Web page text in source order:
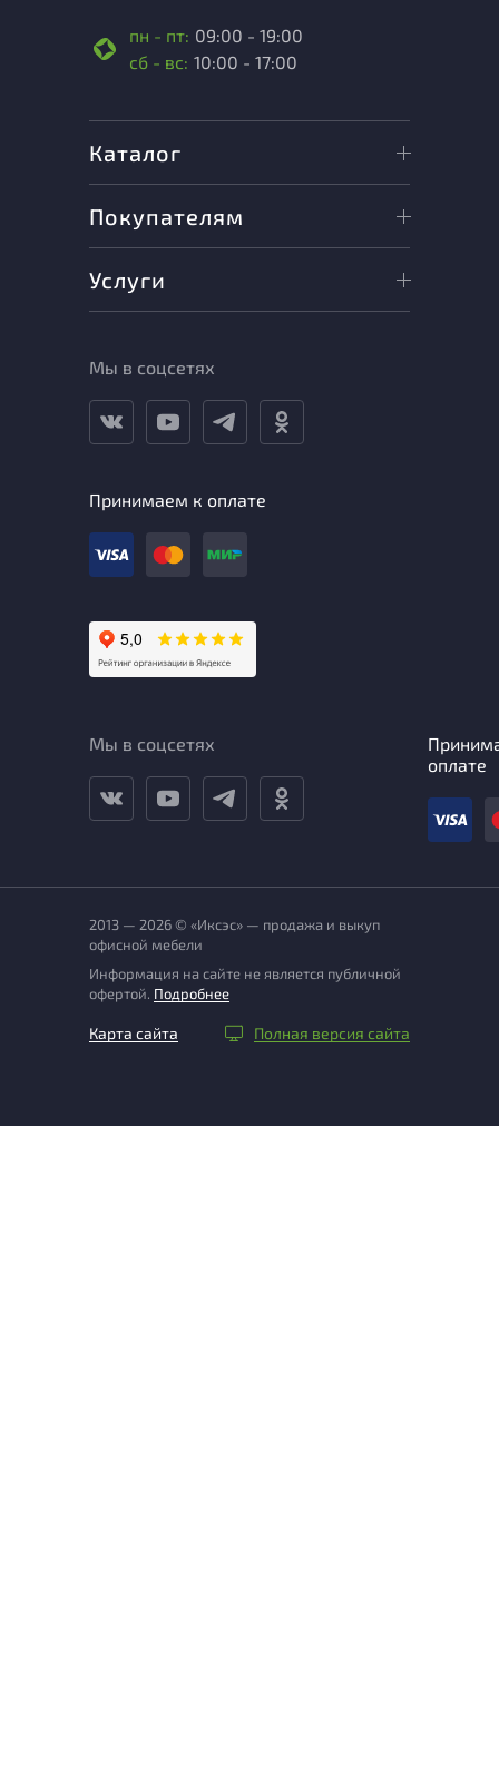
пн - пт: 09:00 - 19:00
сб - вс: 10:00 - 17:00
Каталог
Покупателям
Услуги
Мы в соцсетях
Принимаем к оплате
Мы в соцсетях
оплате
2013 — 2026 © «Иксэс» — продажа и выкуп
офисной мебели
Информация на сайте не является публичной
офертой. Подробнее
Карта сайта Полная версия сайта